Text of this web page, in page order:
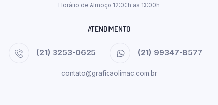
Horário de Almoço 12:00h as 13:00h
ATENDIMENTO
(21) 3253-0625 (21) 99347-8577
contato@graficaolimac.com.br